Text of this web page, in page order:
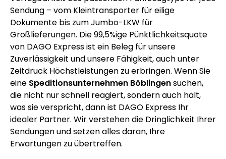
Sendung – vom Kleintransporter für eilige
Dokumente bis zum Jumbo-LKW für
Großlieferungen. Die 99,5%ige Pünktlichkeitsquote
von DAGO Express ist ein Beleg für unsere
Zuverlässigkeit und unsere Fähigkeit, auch unter
Zeitdruck Höchstleistungen zu erbringen. Wenn Sie
eine Speditionsunternehmen Böblingensuchen,
die nicht nur schnell reagiert, sondern auch hält,
was sie verspricht, dann ist DAGO Express Ihr
idealer Partner. Wir verstehen die Dringlichkeit Ihrer
Sendungen und setzen alles daran, Ihre
Erwartungen zu übertreffen.